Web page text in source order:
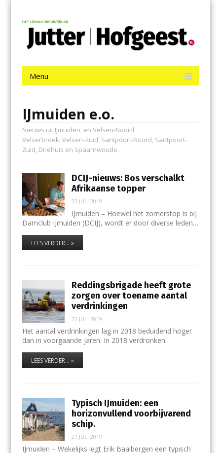
contentJutter | Hofgeest
Menu
IJmuiden e.o.
Nieuws uit IJmuiden, en Velsen-Noord
Velserbroek, Velsen-Zuid, Santpoort-Noord, Santpoort-
Zuid, Driehuis en Spaarnwoude.
DCIJ-nieuws: Bos verschalkt
Afrikaanse topper
23 JULI 2019
IJmuiden – Hoewel het zomerstop is bij
Damclub IJmuiden (DCIJ), wordt er door diverse leden…
LEES VERDER... »
Reddingsbrigade heeft grote
zorgen over toename aantal
verdrinkingen
22 JULI 2019
Het aantal verdrinkingen lag in 2018 beduidend hoger
dan in voorgaande jaren. In 2018 verdronken…
LEES VERDER... »
Typisch IJmuiden: een
horizonvullend voorbijvarend
schip.
21 JULI 2019
IJmuiden – Wekelijks legt Erik Baalbergen een typisch